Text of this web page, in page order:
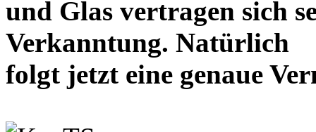
und Glas vertragen sich
Verkanntung. Natürlich
folgt jetzt eine genaue